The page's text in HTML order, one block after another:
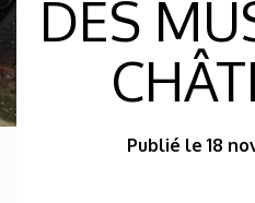
DES
Publié le 18